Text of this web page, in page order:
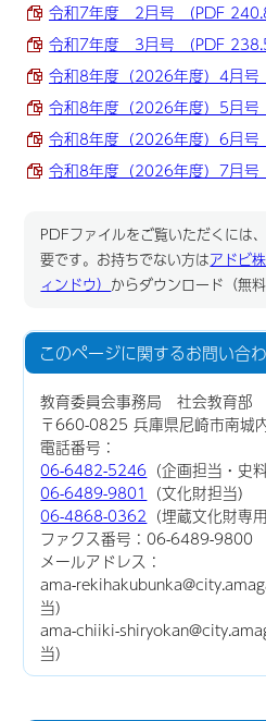
令和7年度 2月号 （PDF
令和7年度 3月号 （PDF
令和8年度（2026年度）4月号
令和8年度（2026年度）5月号
令和8年度（2026年度）6月号
令和8年度（2026年度）7月号
PDFファイルをご覧いただくに
要です。お持ちでない方はアドビ
ィンドウ） からダウンロード（無
このページに関するお問い合
教育委員会事務局 社会教育部
〒660-0825 兵庫県尼崎市南城
電話番号：
06-6482-5246 （企画担当・史
06-6489-9801
（文化財担当）
06-4868-0362 （埋蔵文化財専用
ファクス番号：06-6489-9800
メールアドレス：
ama-
当）
ama-chiiki-
当）